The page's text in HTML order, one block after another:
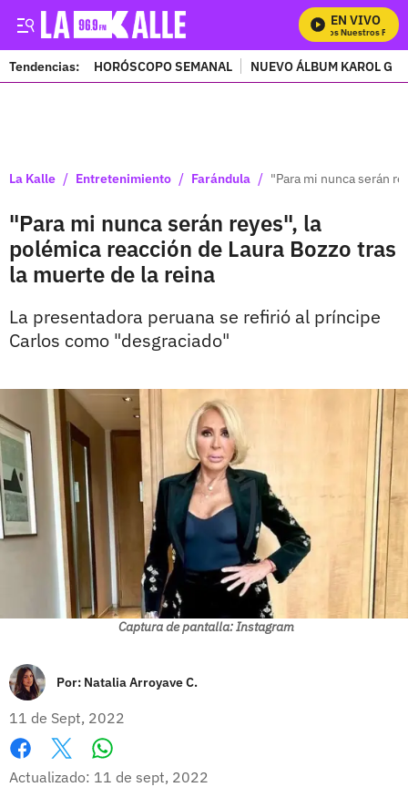
EN VIVO
Mira Todos Nuestros
Tendencias: HORÓSCOPO SEMANAL NUEVO ÁLBUM KAROL G
La Kalle / Entretenimiento / Farándula / "Para mi nunca serán
"Para mi nunca serán reyes", la
polémica reacción de Laura Bozzo tras
la muerte de la reina
La presentadora peruana se refirió al príncipe
Carlos como "desgraciado"
Captura de pantalla: Instagram
Por: Natalia Arroyave C.
11 de Sept, 2022
Facebook
X
Actualizado: 11 de sept, 2022